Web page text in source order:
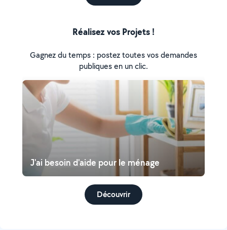
Réalisez vos Projets !
Gagnez du temps : postez toutes vos demandes
publiques en un clic.
J'ai besoin d'aide pour le ménage
Découvrir